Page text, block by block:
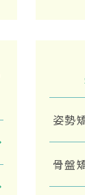
姿勢
骨盤